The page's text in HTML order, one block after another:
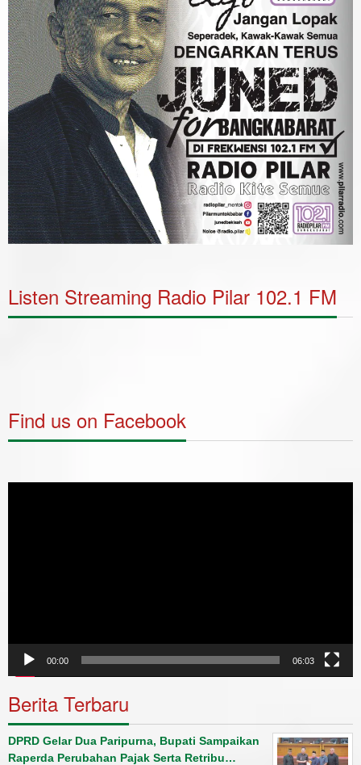
Listen Streaming Radio Pilar 102.1 FM
Find us on Facebook
00:00 06:03
Berita Terbaru
DPRD Gelar Dua Paripurna, Bupati Sampaikan
Raperda Perubahan Pajak Serta Retribu…